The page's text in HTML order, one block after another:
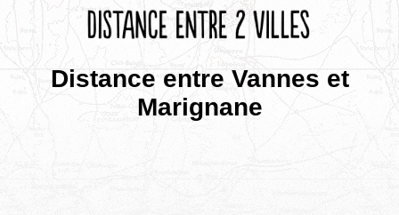
Distance entre Vannes et
Marignane